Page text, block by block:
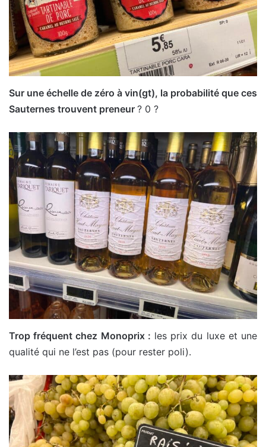
Sur une échelle de zéro à vin(gt), la probabilité que ces
Sauternes trouvent preneur ? 0 ?
Trop fréquent chez Monoprix : les prix du luxe et une
qualité qui ne l’est pas (pour rester poli).